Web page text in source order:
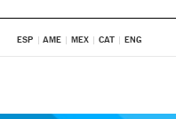
ESP AME MEX CAT ENG